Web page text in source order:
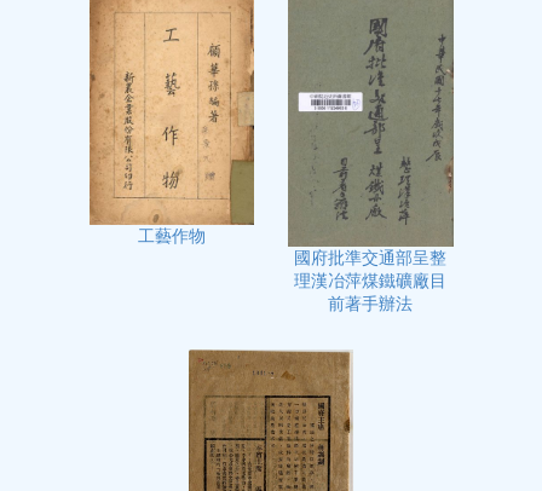
工藝作物
國府批準交通部呈整
理漢冶萍煤鐵礦廠目
前著手辦法